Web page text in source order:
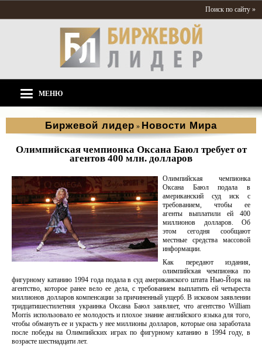
Поиск по сайту »
МЕНЮ
Биржевой лидер » Новости Мира
Олимпийская чемпионка Оксана Баюл требует от
агентов 400 млн. долларов
Олимпийская чемпионка
Оксана Баюл подала в
американский суд иск с
требованием, чтобы ее
агенты выплатили ей 400
миллионов долларов. Об
этом сегодня сообщают
местные средства массовой
информации.
Как передают издания,
олимпийская чемпионка по
фигурному катанию 1994 года подала в суд американского штата Нью-Йорк на
агентство, которое ранее вело ее дела, с требованием выплатить ей четыреста
миллионов долларов компенсации за причиненный ущерб. В исковом заявлении
тридцатишестилетняя украинка Оксана Баюл заявляет, что агентство William
Morris использовало ее молодость и плохое знание английского языка для того,
чтобы обмануть ее и украсть у нее миллионы долларов, которые она заработала
после победы на Олимпийских играх по фигурному катанию в 1994 году, в
возрасте шестнадцати лет.